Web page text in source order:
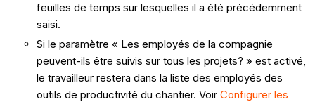
feuilles de temps sur lesquelles il a été précédemment
saisi.
Si le paramètre « Les employés de la compagnie
peuvent-ils être suivis sur tous les projets? » est activé,
le travailleur restera dans la liste des employés des
outils de productivité du chantier. VoirConfigurer les